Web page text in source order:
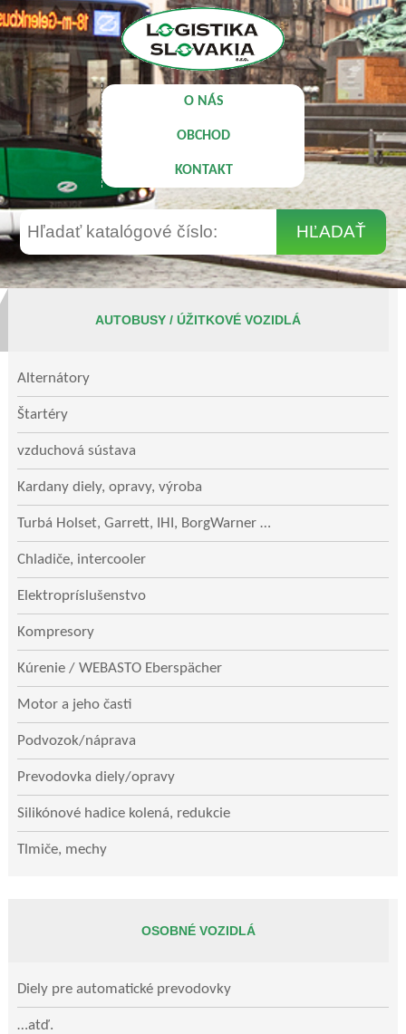
O NÁS
OBCHOD
KONTAKT
AUTOBUSY / ÚŽITKOVÉ VOZIDLÁ
Alternátory
Štartéry
vzduchová sústava
Kardany diely, opravy, výroba
Turbá Holset, Garrett, IHI, BorgWarner …
Chladiče, intercooler
Elektropríslušenstvo
Kompresory
Kúrenie / WEBASTO Eberspächer
Motor a jeho časti
Podvozok/náprava
Prevodovka diely/opravy
Silikónové hadice kolená, redukcie
Tlmiče, mechy
OSOBNÉ VOZIDLÁ
Diely pre automatické prevodovky
…atď.